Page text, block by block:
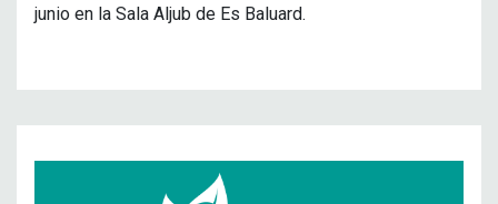
junio en la Sala Aljub de Es Baluard.